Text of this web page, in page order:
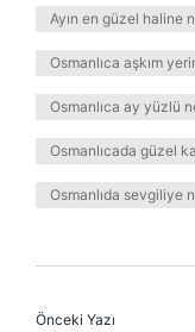
Ayın en güzel haline
Osmanlıca aşkım
Osmanlıca ay yüzlü
Osmanlıcada güzel
Osmanlıda sevgiliye
Önceki Yazı